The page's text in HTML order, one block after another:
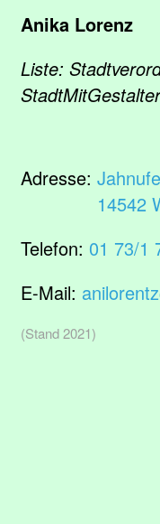
Anika Lorenz
Liste:
Adresse:
14542
Telefon: 01 73/1
E-Mail:
(Stand 2021)